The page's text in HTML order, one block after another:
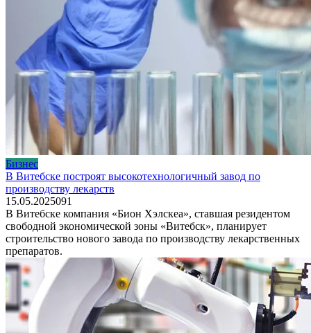
Бизнес
В Витебске построят высокотехнологичный завод по
производству лекарств
15.05.2025091
В Витебске компания «Бион Хэлскеа», ставшая резидентом
свободной экономической зоны «Витебск», планирует
строительство нового завода по производству лекарственных
препаратов.